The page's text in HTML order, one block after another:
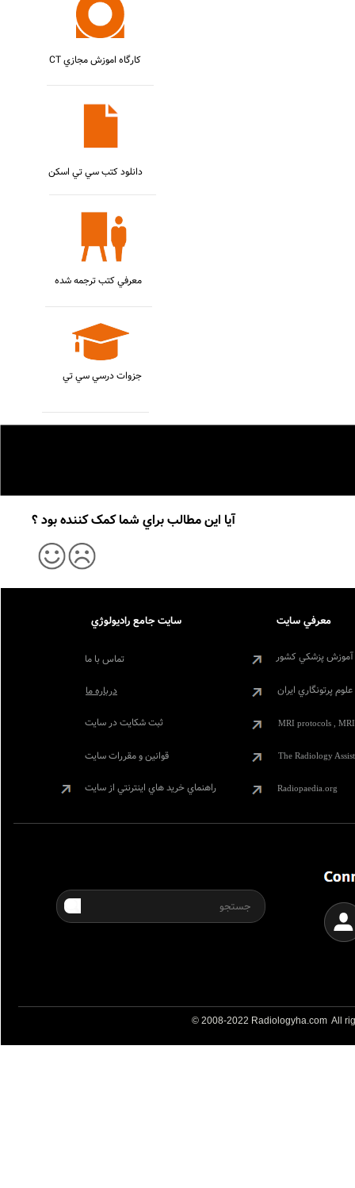
معرفي کتب ترجمه شده
جزوات درسي سي تي
دانلود کتب سي تي اسکن
CT کارگاه اموزش مجازي
تماس با ما
ثبت شکايت در سايت
قوانين و مقررات سايت
راهنماي خريد هاي اينترنتي از سايت
سايت جامع راديولوژي معرفي سايت
پزشکي کشور
پرتونگاري ايران درباره ما
© 2008-2022 Radiologyha.com All
MRI protocols ,
The Radiology
Radiopaedia.org
آيا اين مطالب براي شما کمک کننده بود ؟